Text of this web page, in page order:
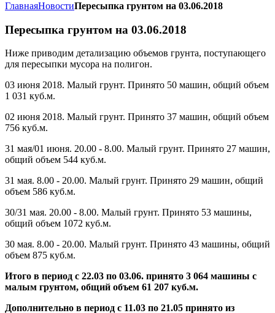
ГлавнаяНовостиПересыпка грунтом на 03.06.2018
Пересыпка грунтом на 03.06.2018
Ниже приводим детализацию объемов грунта, поступающего
для пересыпки мусора на полигон.
03 июня 2018. Малый грунт. Принято 50 машин, общий объем
1 031 куб.м.
02 июня 2018. Малый грунт. Принято 37 машин, общий объем
756 куб.м.
31 мая/01 июня. 20.00 - 8.00. Малый грунт. Принято 27 машин,
общий объем 544 куб.м.
31 мая. 8.00 - 20.00. Малый грунт. Принято 29 машин, общий
объем 586 куб.м.
30/31 мая. 20.00 - 8.00. Малый грунт. Принято 53 машины,
общий объем 1072 куб.м.
30 мая. 8.00 - 20.00. Малый грунт. Принято 43 машины, общий
объем 875 куб.м.
Итого в период с 22.03 по 03.06. принято 3 064 машины с
малым грунтом, общий объем 61 207 куб.м.
Дополнительно в период с 11.03 по 21.05 принято из